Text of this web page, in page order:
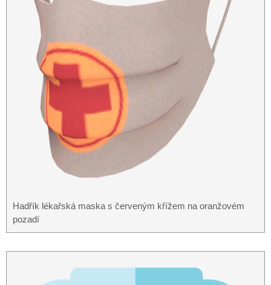
Hadřík lékařská maska ​​s červeným křížem na oranžovém
pozadí